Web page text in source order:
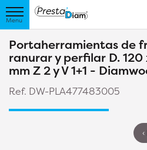
Portaherramientas de
ranurar y perfilar D.
mm Z 2 y V 1+1 -
Ref. DW-PLA477483005